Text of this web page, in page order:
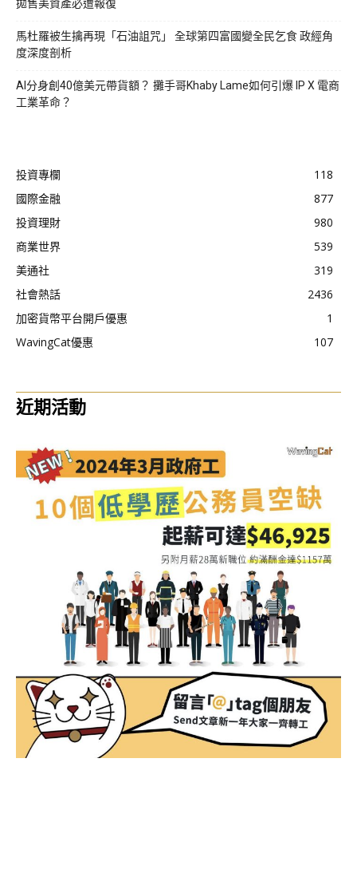
拋售美資產必遭報復
馬杜羅被生擒再現「石油詛咒」 全球第四富國變全民乞食 政經角
度深度剖析
AI分身創40億美元帶貨額？ 攤手哥Khaby Lame如何引爆 IP X 電商
工業革命？
投資專欄
118
國際金融
877
投資理財
980
商業世界
539
美通社
319
社會熱話
2436
加密貨幣平台開戶優惠
1
WavingCat優惠
107
近期活動